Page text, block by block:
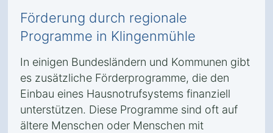
Förderung durch regionale
Programme in Klingenmühle
In einigen Bundesländern und Kommunen gibt
es zusätzliche Förderprogramme, die den
Einbau eines Hausnotrufsystems finanziell
unterstützen. Diese Programme sind oft auf
ältere Menschen oder Menschen mit